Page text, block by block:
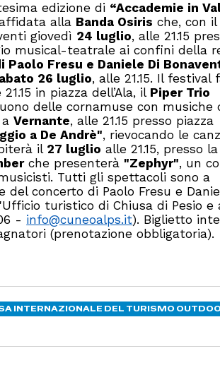
edizione di “Accademie in
alla Banda Osiris che, con il
giovedì 24 luglio, alle 21.15
musical-teatrale ai confini della
Paolo Fresu e Daniele Di
26 luglio, alle 21.15. Il festival
21.15 in piazza dell’Ala, il Piper Trio
delle cornamuse con musiche
aVernante, alle 21.15 presso piazza
a De Andrè", rievocando le
il 27 luglio alle 21.15, presso la
che presenterà "Zephyr", un
Tutti gli spettacoli sono a
concerto di Paolo Fresu e
turistico di Chiusa di Pesio e
- info@cuneoalps.it). Biglietto
(prenotazione obbligatoria).
INTERNAZIONALE DEL TURISMO